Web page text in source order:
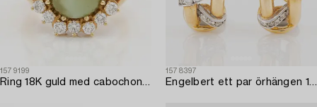
1579199
Ring 18K guld med cabochonslipad chrysoberyl med kattöga samt runda briljantslipade diamanter.
1578397
Engelbert ett par örhängen 18K guld med runda briljantslipade diamanter.